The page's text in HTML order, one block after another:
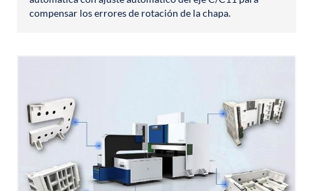
compensar los errores de rotación de la chapa.